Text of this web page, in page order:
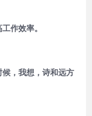
作效率。
，我想，诗和远方